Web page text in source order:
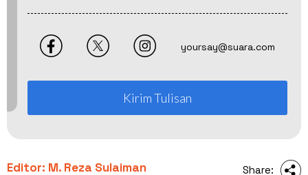
yoursay@suara.com
Kirim Tulisan
Editor: M. Reza Sulaiman Share: